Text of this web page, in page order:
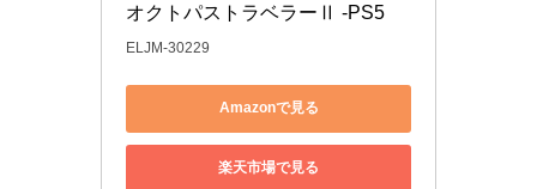
オクトパストラベラーⅡ -PS5
ELJM-30229
Amazonで見る
楽天市場で見る